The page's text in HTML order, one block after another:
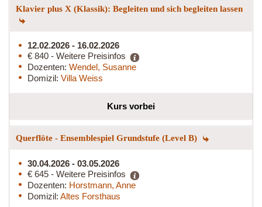
Klavier plus X (Klassik): Begleiten und sich begleiten lassen
12.02.2026 - 16.02.2026
€ 840 - Weitere Preisinfos
Dozenten: Wendel, Susanne
Domizil: Villa Weiss
Kurs vorbei
Querflöte - Ensemblespiel Grundstufe (Level B)
30.04.2026 - 03.05.2026
€ 645 - Weitere Preisinfos
Dozenten: Horstmann, Anne
Domizil: Altes Forsthaus